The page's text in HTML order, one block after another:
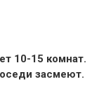
10-15 комнат.
засмеют.